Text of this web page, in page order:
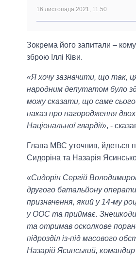
16 листопада 2021, 11:50
Зокрема його запитали –
зброю Іллі Ківи.
«Я хочу зазначити, що так,
народним депутатом було
можу сказати, що саме
наказ про нагородження двох
Національної гвардії», -
Глава МВС уточнив, йдеться
Сидоріна та Назарія
«Сидорін Сергій
другого батальйону
призначення, який у 14-му
у ООС та приймає.
та отримав осколкове
підрозділ із-під масового
Назарій Ясинський,